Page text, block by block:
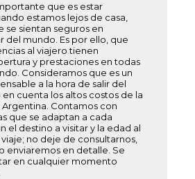
que es estar
estamos lejos de casa,
se sientan seguros en
del mundo. Es por ello, que
al viajero tienen
y prestaciones en todas
Consideramos que es un
a la hora de salir del
cuenta los altos costos de la
Argentina. Contamos con
que se adaptan a cada
el destino a visitar y la edad al
no deje de consultarnos,
enviaremos en detalle. Se
en cualquier momento